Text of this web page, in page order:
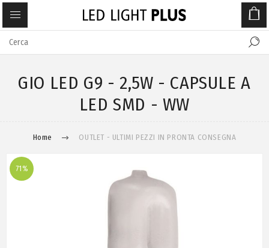
GIO LED G9 - 2,5W - CAPSULE A
LED SMD - WW
Home OUTLET - ULTIMI PEZZI IN PRONTA CONSEGNA
71%